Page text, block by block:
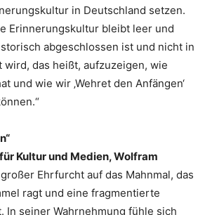
in Deutschland setzen.
Erinnerungskultur bleibt leer und
abgeschlossen ist und nicht in
wird, das heißt, aufzuzeigen, wie
und wie wir ‚Wehret den Anfängen‘
Kultur und Medien, Wolfram
Ehrfurcht auf das Mahnmal, das
ragt und eine fragmentierte
In seiner Wahrnehmung fühle sich